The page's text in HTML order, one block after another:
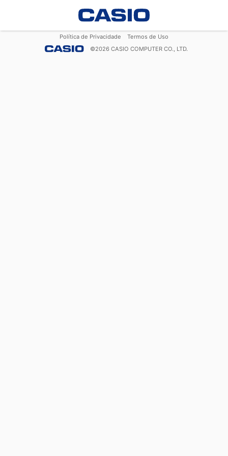
Política de Privacidade
Termos de Uso
©2026 CASIO COMPUTER CO., LTD.